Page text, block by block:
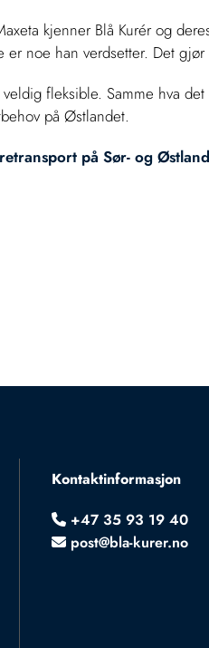
kjenner Blå Kurér og
noe han verdsetter. Det
fleksible. Samme hva
på Østlandet.
på Sør- og
Kontaktinformasjon
 +47 35 93 19 40
 post@bla-kurer.no